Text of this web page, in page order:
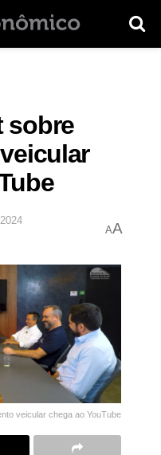
sobre
AA
veicular chega ao YouTube